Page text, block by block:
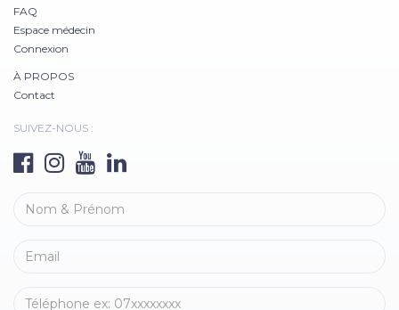
FAQ
Espace médecin
Connexion
À PROPOS
Contact
SUIVEZ-NOUS :